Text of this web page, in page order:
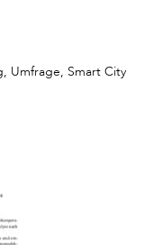
Umfrage, Smart City